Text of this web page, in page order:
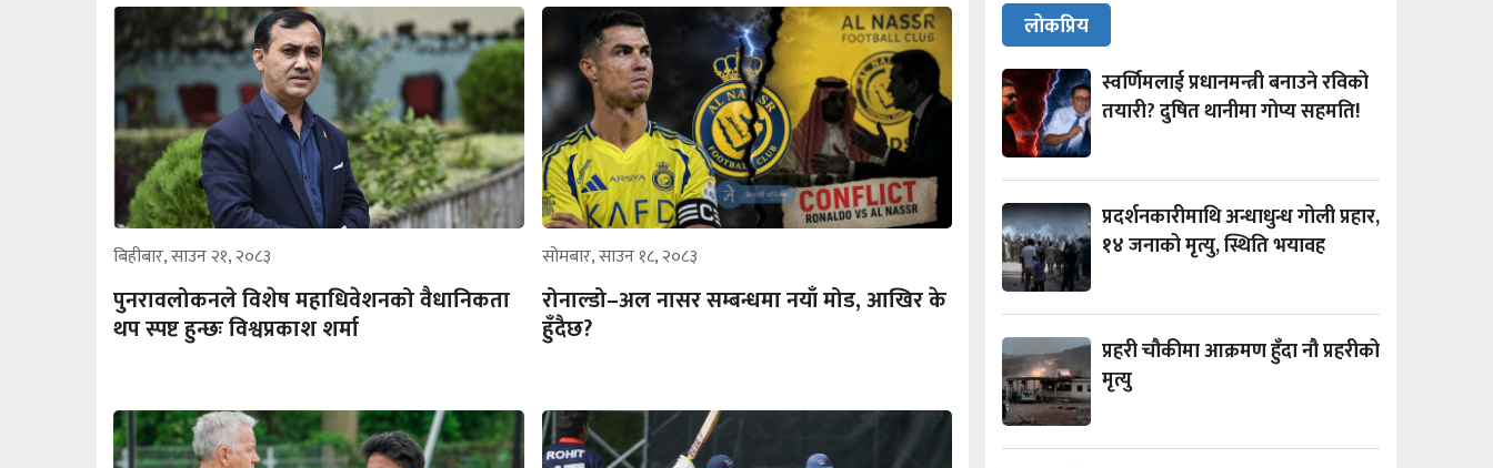
बिहीबार, साउन २१, २०८३
पुनरावलोकनले विशेष महाधिवेशनको वैधानिकता
थप स्पष्ट हुन्छः विश्वप्रकाश शर्मा
सोमबार, साउन १८, २०८३
रोनाल्डो–अल नासर सम्बन्धमा नयाँ मोड, आखिर के
हुँदैछ?
लोकप्रिय
स्वर्णिमलाई प्रधानमन्त्री बनाउने रविको
तयारी? दुषित थानीमा गोप्य सहमति!
प्रदर्शनकारीमाथि अन्धाधुन्ध गोली प्रहार,
१४ जनाको मृत्यु, स्थिति भयावह
प्रहरी चौकीमा आक्रमण हुँदा नौ प्रहरीको
मृत्यु